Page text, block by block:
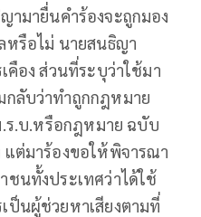
ามายื่นคำร้องจะถูกมอง
หรือไม่ นายสนธิญา
คือง ส่วนที่ระบุว่าใช้มา
ลับว่าทำถูกกฎหมาย
ร.บ.หรือกฎหมาย ฉบับ
ต่มาร้องขอให้พิจารณา
นทั้งประเทศว่าได้ใช้
ป็นผู้ช่วยหาเสียงตามที่